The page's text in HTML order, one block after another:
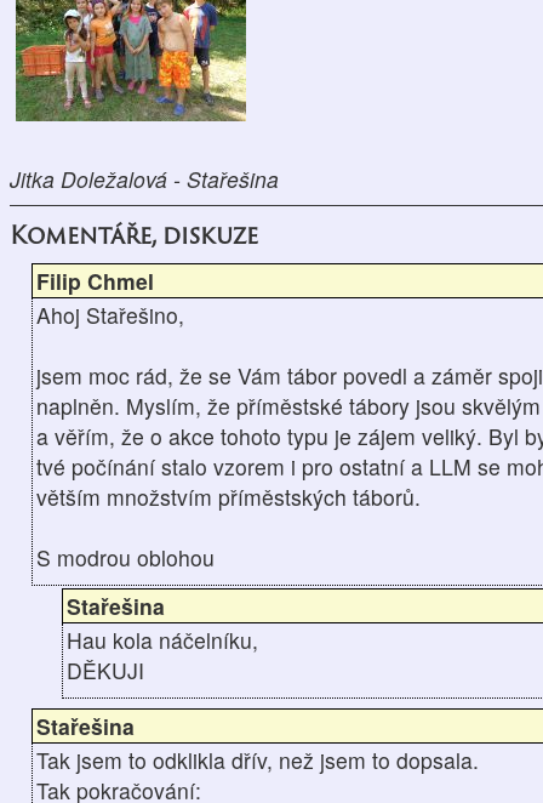
Jitka Doležalová - Stařešina
Komentáře, diskuze
Filip Chmel
Ahoj Stařešino,
jsem moc rád, že se Vám tábor povedl a záměr
naplněn. Myslím, že příměstské tábory jsou
a věřím, že o akce tohoto typu je zájem veliký. Byl
tvé počínání stalo vzorem i pro ostatní a LLM se
větším množstvím příměstských táborů.
S modrou oblohou
Stařešina
Hau kola náčelníku,
DĚKUJI
Stařešina
Tak jsem to odklikla dřív, než jsem to dopsala.
Tak pokračování: